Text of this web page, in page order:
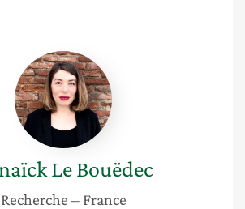
Annaïck
Le
Bouëdec
Le Bouëdec
Recherche – France